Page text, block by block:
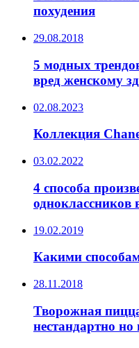
похудения
29.08.2018
5 модных
вред женскому
02.08.2023
Коллекция
03.02.2022
4 способа
одноклассников
19.02.2019
Какими
28.11.2018
Творожная
нестандартно но